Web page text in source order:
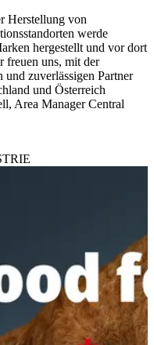
Herstellung von
werde
hergestellt und vor dort
freuen uns, mit der
zuverlässigen Partner
und Österreich
Area Manager Central